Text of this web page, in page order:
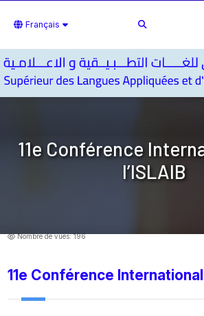
Français
11e Conférence
l’ISLAIB
Nombre de vues: 196
11e Conférence